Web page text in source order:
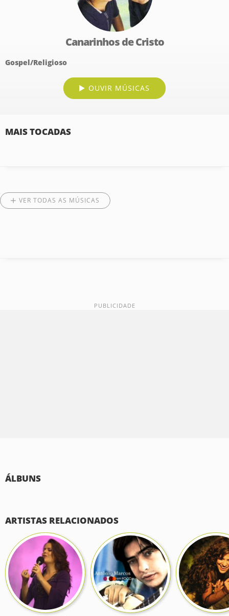
Canarinhos de Cristo
Gospel/Religioso
OUVIR MÚSICAS
MAIS TOCADAS
VER TODAS AS MÚSICAS
ÁLBUNS
ARTISTAS RELACIONADOS